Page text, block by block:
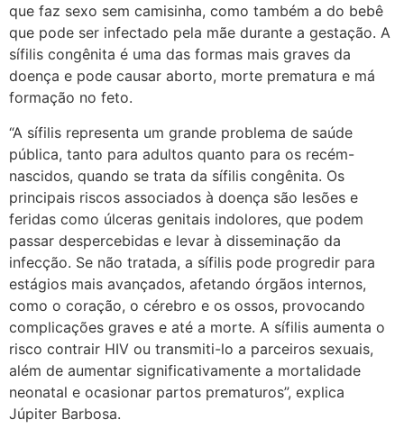
que faz sexo sem camisinha, como também a do bebê
que pode ser infectado pela mãe durante a gestação. A
sífilis congênita é uma das formas mais graves da
doença e pode causar aborto, morte prematura e má
formação no feto.
“A sífilis representa um grande problema de saúde
pública, tanto para adultos quanto para os recém-
nascidos, quando se trata da sífilis congênita. Os
principais riscos associados à doença são lesões e
feridas como úlceras genitais indolores, que podem
passar despercebidas e levar à disseminação da
infecção. Se não tratada, a sífilis pode progredir para
estágios mais avançados, afetando órgãos internos,
como o coração, o cérebro e os ossos, provocando
complicações graves e até a morte. A sífilis aumenta o
risco contrair HIV ou transmiti-lo a parceiros sexuais,
além de aumentar significativamente a mortalidade
neonatal e ocasionar partos prematuros”, explica
Júpiter Barbosa.